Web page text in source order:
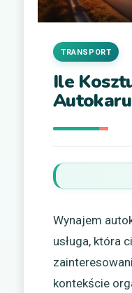
Ile
TRANSPORT
Wynajem
usługa, która
kontekście